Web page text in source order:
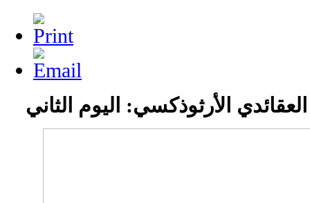
الأرثوذكسي: اليوم الثاني